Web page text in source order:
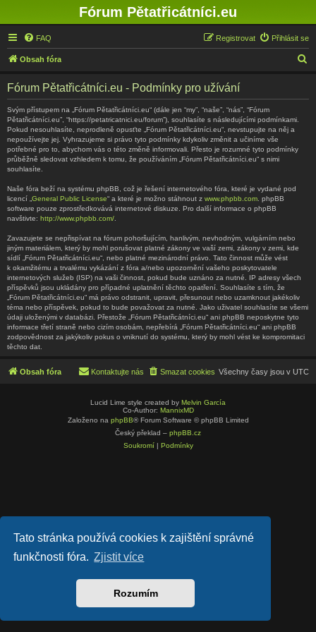
Tato stránka používá cookies k zajištění správné
funkčnosti fóra. Zjistit více
Rozumím
Fórum Pětatřicátníci.eu
FAQ Přihlásit se
Registrovat
Obsah fóra
Fórum Pětatřicátníci.eu - Podmínky pro užívání
Svým přístupem na „Fórum Pětatřicátníci.eu“ (dále jen “my”, “naše”, “nás”, “Fórum
Pětatřicátníci.eu”, “https://petatricatnici.eu/forum”), souhlasíte s následujícími podmínkami.
Pokud nesouhlasíte, neprodleně opusťte „Fórum Pětatřicátníci.eu“, nevstupujte na něj a
nepoužívejte jej. Vyhrazujeme si právo tyto podmínky kdykoliv změnit a učiníme vše
potřebné pro to, abychom vás o této změně informovali. Přesto je rozumné tyto podmínky
průběžně sledovat vzhledem k tomu, že používáním „Fórum Pětatřicátníci.eu“ s nimi
souhlasíte.
Naše fóra beží na systému phpBB, což je řešení internetového fóra, které je vydané pod
licencí „ General Public License“ a které je možno stáhnout z www.phpbb.com . phpBB
software pouze zprostředkovává internetové diskuze. Pro další informace o phpBB
navštivte: http://www.phpbb.com/
Zavazujete se nepřispívat na fórum pohoršujícím, hanlivým, nevhodným, vulgárním nebo
jiným materiálem, který by mohl porušovat platné zákony ve vaší zemi, zákony v zemi, kde
sídlí „Fórum Pětatřicátníci.eu“, nebo platné mezinárodní právo. Tato činnost může vést
k okamžitému a trvalému vykázání z fóra a/nebo upozornění vašeho poskytovatele
internetových služeb (ISP) na vaši činnost, pokud bude uznáno za nutné. IP adresy všech
příspěvků jsou ukládány pro případné uplatnění těchto opatření. Souhlasíte s tím, že
„Fórum Pětatřicátníci.eu“ má právo odstranit, upravit, přesunout nebo uzamknout jakékoliv
téma nebo příspěvek, pokud to bude považovat za nutné. Jako uživatel souhlasíte se všemi
údaji uloženými v databázi. Přestože „Fórum Pětatřicátníci.eu“ ani phpBB neposkytne tyto
informace třetí straně nebo cizím osobám, nepřebírá „Fórum Pětatřicátníci.eu“ ani phpBB
zodpovědnost za jakýkoliv pokus o vniknutí do systému, který by mohl vést ke kompromitaci
těchto dat.
Obsah fóra Všechny časy jsou v UTC
Smazat cookies
Kontaktujte nás
Lucid Lime style created by Melvin García
Co-Author: MannixMD
Založeno na phpBB® Forum Software © phpBB Limited
Český překlad – phpBB.cz
Soukromí| Podmínky